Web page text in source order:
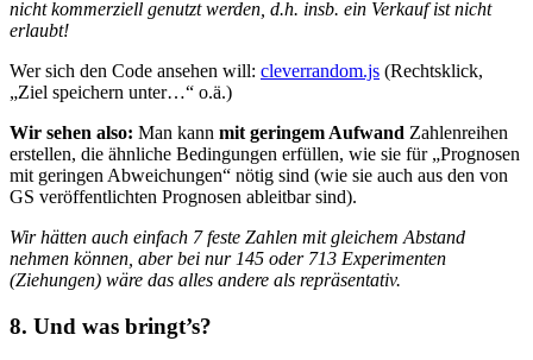
nicht kommerziell genutzt werden, d.h. insb. ein Verkauf ist nicht
erlaubt!
Wer sich den Code ansehen will: cleverrandom.js (Rechtsklick,
„Ziel speichern unter…“ o.ä.)
Wir sehen also: Man kann mit geringem Aufwand Zahlenreihen
erstellen, die ähnliche Bedingungen erfüllen, wie sie für „Prognosen
mit geringen Abweichungen“ nötig sind (wie sie auch aus den von
GS veröffentlichten Prognosen ableitbar sind).
Wir hätten auch einfach 7 feste Zahlen mit gleichem Abstand
nehmen können, aber bei nur 145 oder 713 Experimenten
(Ziehungen) wäre das alles andere als repräsentativ.
8. Und was bringt’s?